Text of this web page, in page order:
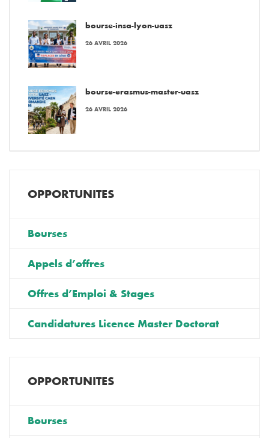
bourse-insa-lyon-uasz
26 AVRIL 2026
bourse-erasmus-master-uasz
26 AVRIL 2026
OPPORTUNITES
Bourses
Appels d’offres
Offres d’Emploi & Stages
Candidatures Licence Master Doctorat
OPPORTUNITES
Bourses